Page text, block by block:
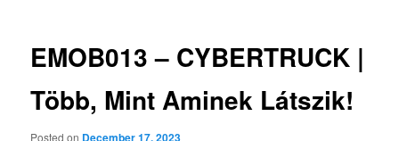
EMOB013 – CYBERTRUCK |
Több, Mint Aminek Látszik!
Posted on December 17, 2023